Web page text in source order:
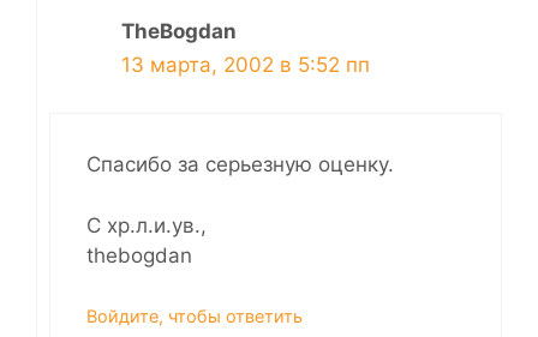
TheBogdan
13 марта, 2002 в 5:52 пп
Спасибо за серьезную оценку.
С хр.л.и.ув.,
thebogdan
Войдите, чтобы ответить